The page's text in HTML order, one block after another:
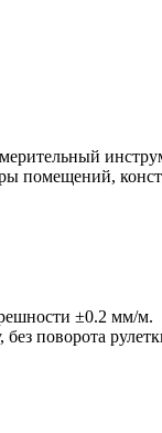
помещений,
±0.2 мм/м.
поворота